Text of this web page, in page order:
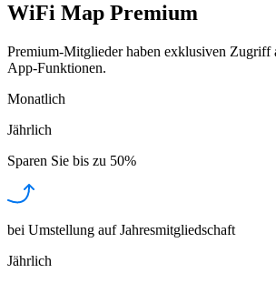
WiFi Map Premium
Premium-Mitglieder haben exklusiven Zugriff
App-Funktionen.
Monatlich
Jährlich
Sparen Sie bis zu 50%
bei Umstellung auf Jahresmitgliedschaft
Jährlich